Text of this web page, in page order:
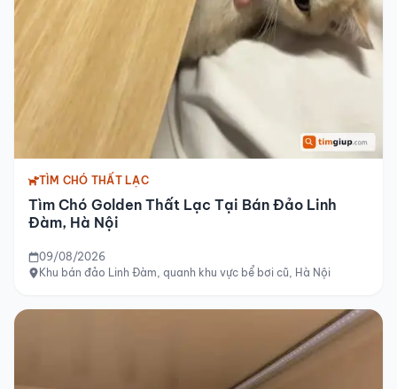
TÌM CHÓ THẤT LẠC
Tìm Chó Golden Thất Lạc Tại Bán Đảo Linh
Đàm, Hà Nội
09/08/2026
Khu bán đảo Linh Đàm, quanh khu vực bể bơi cũ, Hà Nội